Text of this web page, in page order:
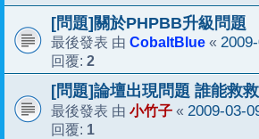
[問題]關於PHPBB升級問題
最後發表 由 CobaltBlue «
回覆: 2
[問題]論壇出現問題 誰能救
最後發表 由 小竹子 « 2009-03-
回覆: 1